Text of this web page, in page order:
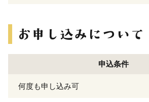
申込条件
何度も申し込み可